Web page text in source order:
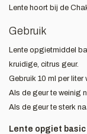
Lente hoort bij de
Gebruik
Lente opgietmiddel
kruidige, citrus geur.
Gebruik 10 ml per liter
Als de geur te weinig
Als de geur te sterk
Lente opgiet